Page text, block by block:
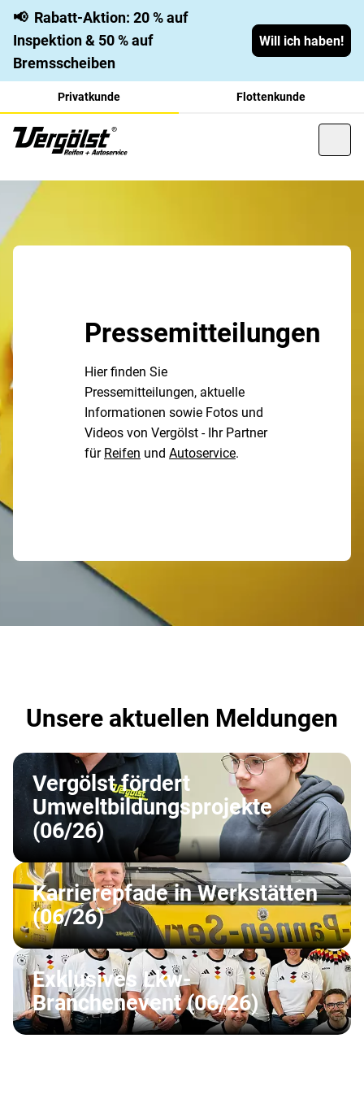
📢 Rabatt-Aktion: 20 % auf
Inspektion & 50 % auf
Bremsscheiben
Will ich haben!
Privatkunde Flottenkunde
Pressemitteilungen
Hier finden Sie
Pressemitteilungen, aktuelle
Informationen sowie Fotos und
Videos von Vergölst - Ihr Partner
für Reifen und Autoservice.
Unsere aktuellen Meldungen
Vergölst fördert
Umweltbildungsprojekte
(06/26)
Karrierepfade in Werkstätten
(06/26)
Exklusives Lkw-
Branchenevent (06/26)